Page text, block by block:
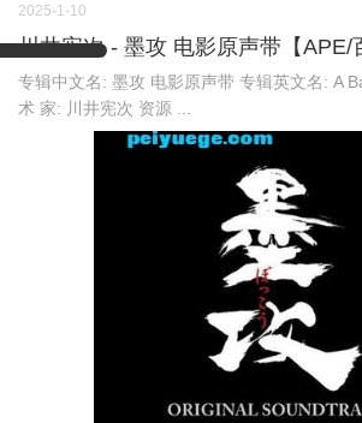
2025-1-10
川井宪次 - 墨攻 电影原声带【APE/
专辑中文名: 墨攻 电影原声带 专辑英文名: A
术 家: 川井宪次 资源 ...